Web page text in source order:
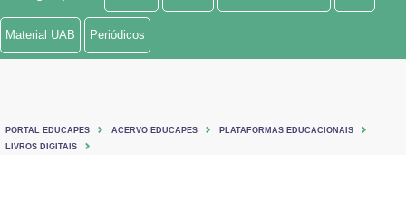
Ministério de Minas e Energia
Ministério do Turismo
Material UAB Periódicos
PORTAL EDUCAPES ACERVO EDUCAPES
PLATAFORMAS EDUCACIONAIS
LIVROS DIGITAIS